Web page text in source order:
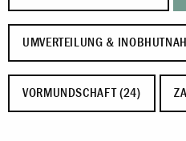
UMVERTEILUNG &
VORMUNDSCHAFT (24)